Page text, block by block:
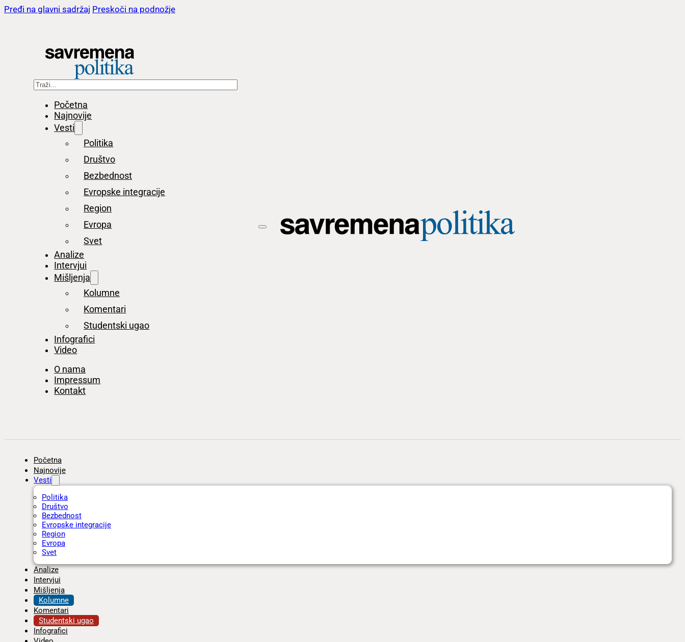
Pređi na glavni sadržaj Preskoči na podnožje
Pretraga
Početna
Najnovije
Vesti
Politika
Društvo
Bezbednost
Evropske integracije
Region
Evropa
Svet
Analize
Intervjui
Mišljenja
Kolumne
Komentari
Studentski ugao
Infografici
Video
O nama
Impressum
Kontakt
Početna
Najnovije
Vesti
Politika
Društvo
Bezbednost
Evropske integracije
Region
Evropa
Svet
Analize
Intervjui
Mišljenja
Kolumne
Komentari
Studentski ugao
Infografici